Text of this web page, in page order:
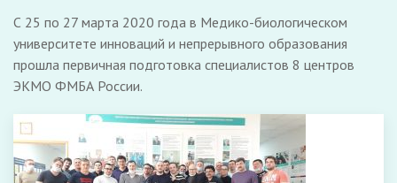
С 25 по 27 марта 2020 года в Медико-биологическом
университете инноваций и непрерывного образования
прошла первичная подготовка специалистов 8 центров
ЭКМО ФМБА России.